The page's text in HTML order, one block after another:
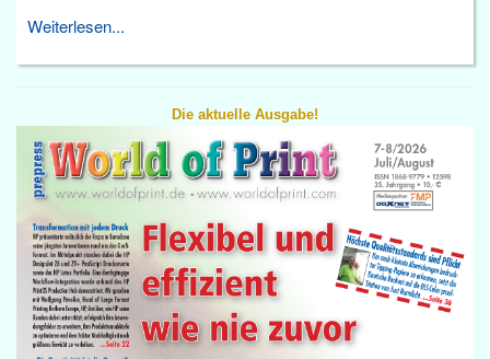
Weiterlesen...
Die aktuelle Ausgabe!